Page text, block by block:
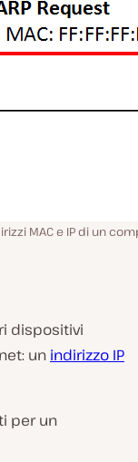
MAC e IP di un
dispositivi
un indirizzo IP
per un